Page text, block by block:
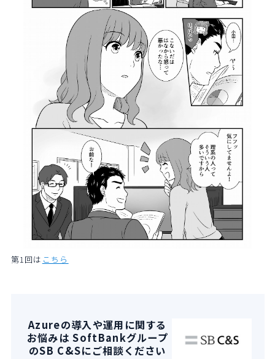
第1回は こちら
Azureの導入や運用に関する
お悩みは SoftBankグループ
のSB C&Sにご相談ください